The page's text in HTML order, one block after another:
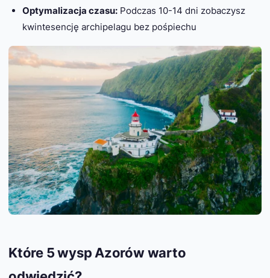
Optymalizacja czasu:Podczas 10-14 dni zobaczysz
kwintesencję archipelagu bez pośpiechu
Które 5 wysp Azorów warto